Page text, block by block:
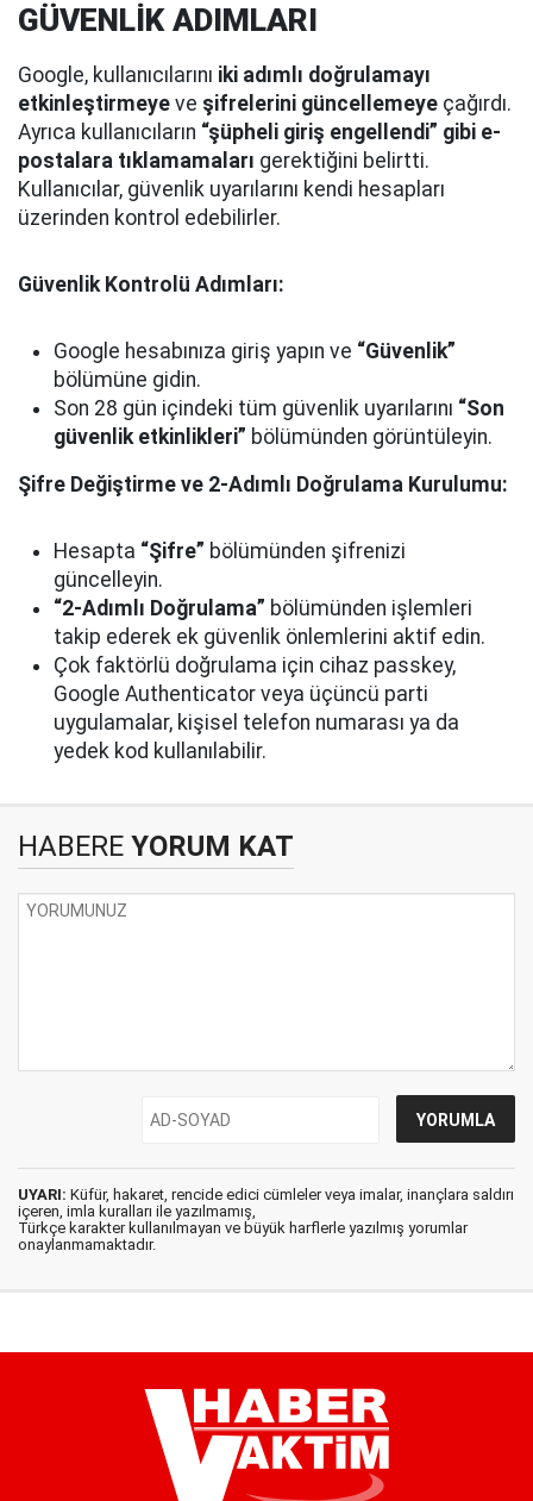
GÜVENLİK ADIMLARI
Google, kullanıcılarını iki adımlı doğrulamayı
etkinleştirmeye ve şifrelerini güncellemeye çağırdı.
Ayrıca kullanıcıların “şüpheli giriş engellendi” gibi e-
postalara tıklamamaları gerektiğini belirtti.
Kullanıcılar, güvenlik uyarılarını kendi hesapları
üzerinden kontrol edebilirler.
Güvenlik Kontrolü Adımları:
Google hesabınıza giriş yapın ve “Güvenlik”
bölümüne gidin.
Son 28 gün içindeki tüm güvenlik uyarılarını “Son
güvenlik etkinlikleri” bölümünden görüntüleyin.
Şifre Değiştirme ve 2-Adımlı Doğrulama Kurulumu:
Hesapta “Şifre” bölümünden şifrenizi
güncelleyin.
“2-Adımlı Doğrulama” bölümünden işlemleri
takip ederek ek güvenlik önlemlerini aktif edin.
Çok faktörlü doğrulama için cihaz passkey,
Google Authenticator veya üçüncü parti
uygulamalar, kişisel telefon numarası ya da
yedek kod kullanılabilir.
HABERE YORUM KAT
UYARI: Küfür, hakaret, rencide edici cümleler veya imalar, inançlara saldırı
içeren, imla kuralları ile yazılmamış,
Türkçe karakter kullanılmayan ve büyük harflerle yazılmış yorumlar
onaylanmamaktadır.